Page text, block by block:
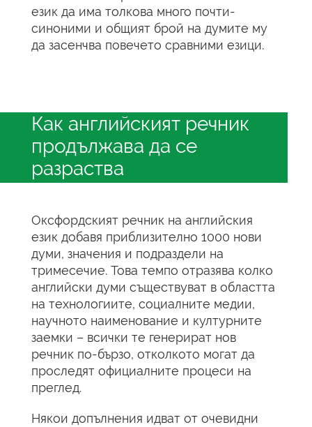
език да има толкова много почти-
синоними и общият брой на думите му
да засенчва повечето сравними езици.
Как английският речник
продължава да се
разраства
Оксфордският речник на английския
език добавя приблизително 1000 нови
думи, значения и подраздели на
тримесечие. Това темпо отразява колко
английски думи съществуват в областта
на технологиите, социалните медии,
научното наименование и културните
заемки – всички те генерират нов
речник по-бързо, отколкото могат да
проследят официалните процеси на
преглед.
Някои допълнения идват от очевидни